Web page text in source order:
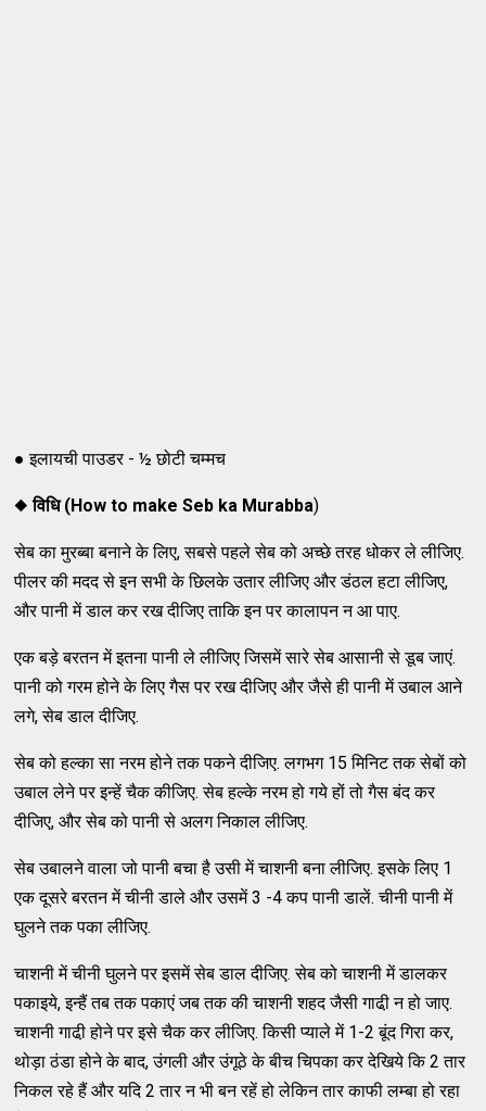
● इलायची पाउडर - ½ छोटी चम्मच
◆विधि (How to make Seb ka Murabba)
सेब का मुरब्बा बनाने के लिए, सबसे पहले सेब को अच्छे तरह धोकर ले लीजिए.
पीलर की मदद से इन सभी के छिलके उतार लीजिए और डंठल हटा लीजिए,
और पानी में डाल कर रख दीजिए ताकि इन पर कालापन न आ पाए.
एक बड़े बरतन में इतना पानी ले लीजिए जिसमें सारे सेब आसानी से डूब जाएं.
पानी को गरम होने के लिए गैस पर रख दीजिए और जैसे ही पानी में उबाल आने
लगे, सेब डाल दीजिए.
सेब को हल्का सा नरम होने तक पकने दीजिए. लगभग 15 मिनिट तक सेबों को
उबाल लेने पर इन्हें चैक कीजिए. सेब हल्के नरम हो गये हों तो गैस बंद कर
दीजिए, और सेब को पानी से अलग निकाल लीजिए.
सेब उबालने वाला जो पानी बचा है उसी में चाशनी बना लीजिए. इसके लिए 1
एक दूसरे बरतन में चीनी डाले और उसमें 3 -4 कप पानी डालें. चीनी पानी में
घुलने तक पका लीजिए.
चाशनी में चीनी घुलने पर इसमें सेब डाल दीजिए. सेब को चाशनी में डालकर
पकाइये, इन्हैं तब तक पकाएं जब तक की चाशनी शहद जैसी गाढी़ न हो जाए.
चाशनी गाढी़ होने पर इसे चैक कर लीजिए. किसी प्याले में 1-2 बूंद गिरा कर,
थोड़ा ठंडा होने के बाद, उंगली और उंगूठे के बीच चिपका कर देखिये कि 2 तार
निकल रहे हैं और यदि 2 तार न भी बन रहें हो लेकिन तार काफी लम्बा हो रहा